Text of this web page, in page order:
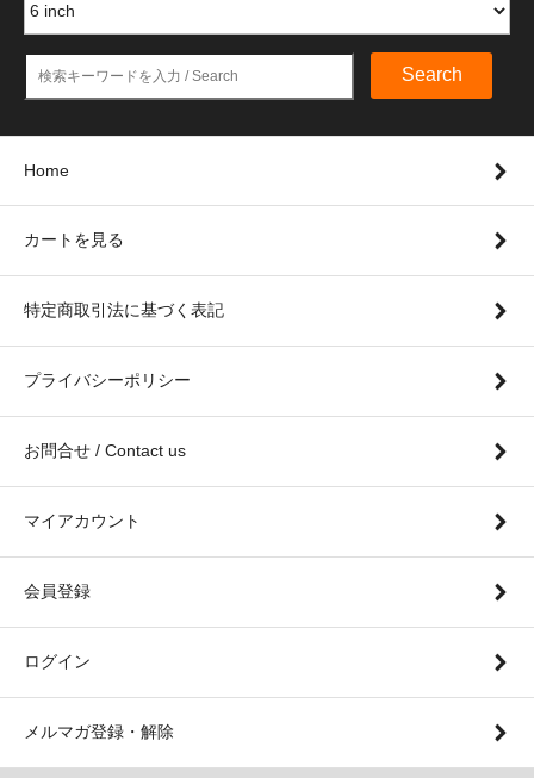
Search
Home
カートを見る
特定商取引法に基づく表記
プライバシーポリシー
お問合せ / Contact us
マイアカウント
会員登録
ログイン
メルマガ登録・解除